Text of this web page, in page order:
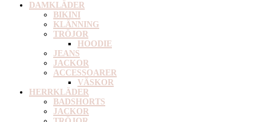
DAMKLÄDER
BIKINI
KLÄNNING
TRÖJOR
HOODIE
JEANS
JACKOR
ACCESSOARER
VÄSKOR
HERRKLÄDER
BADSHORTS
JACKOR